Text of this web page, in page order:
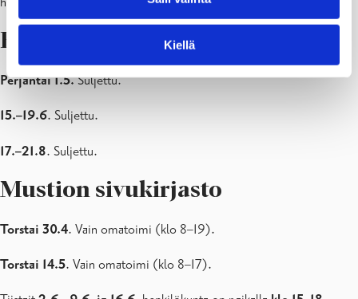
Kiellä
Bromarvin sivukirjasto
Perjantai 1.5.Suljettu.
15.–19.6. Suljettu.
17.–21.8. Suljettu.
Mustion sivukirjasto
Torstai 30.4. Vain omatoimi (klo 8–19).
Torstai 14.5. Vain omatoimi (klo 8–17).